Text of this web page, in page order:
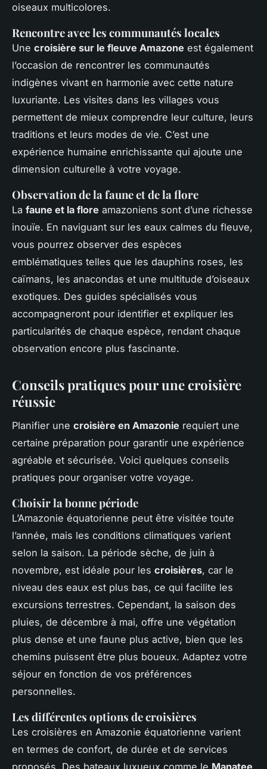
oiseaux multicolores.
Rencontre avec les communautés locales
Une croisière sur le fleuve Amazone est également
l’occasion de rencontrer les communautés
indigènes vivant en harmonie avec cette nature
luxuriante. Les visites dans les villages vous
permettent de mieux comprendre leur culture, leurs
traditions et leurs modes de vie. C’est une
expérience humaine enrichissante qui ajoute une
dimension culturelle à votre voyage.
Observation de la faune et de la flore
La faune et la flore amazoniens sont d’une richesse
inouïe. En naviguant sur les eaux calmes du fleuve,
vous pourrez observer des espèces
emblématiques telles que les dauphins roses, les
caïmans, les anacondas et une multitude d’oiseaux
exotiques. Des guides spécialisés vous
accompagneront pour identifier et expliquer les
particularités de chaque espèce, rendant chaque
observation encore plus fascinante.
Conseils pratiques pour une croisière
réussie
Planifier une croisière en Amazonie requiert une
certaine préparation pour garantir une expérience
agréable et sécurisée. Voici quelques conseils
pratiques pour organiser votre voyage.
Choisir la bonne période
L’Amazonie équatorienne peut être visitée toute
l’année, mais les conditions climatiques varient
selon la saison. La période sèche, de juin à
novembre, est idéale pour les croisières, car le
niveau des eaux est plus bas, ce qui facilite les
excursions terrestres. Cependant, la saison des
pluies, de décembre à mai, offre une végétation
plus dense et une faune plus active, bien que les
chemins puissent être plus boueux. Adaptez votre
séjour en fonction de vos préférences
personnelles.
Les différentes options de croisières
Les croisières en Amazonie équatorienne varient
en termes de confort, de durée et de services